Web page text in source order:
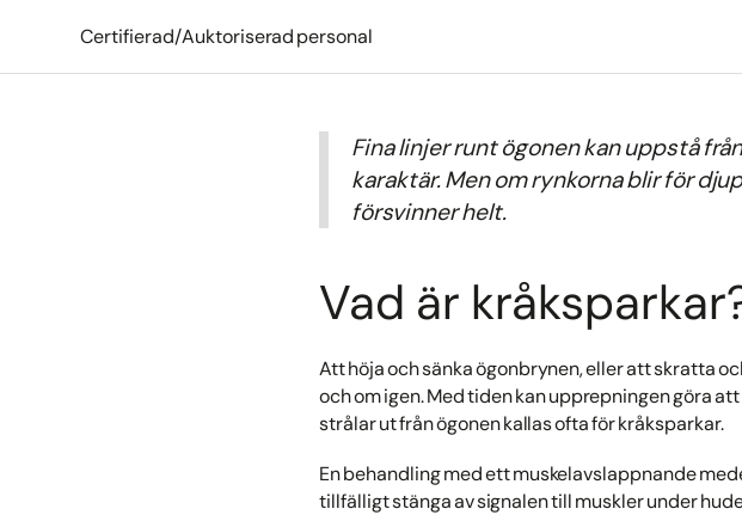
Certifierad/Auktoriserad personal
Fina linjer runt ögonen kan uppstå
karaktär. Men om rynkorna blir för
försvinner helt.
Vad är
Att höja och sänka ögonbrynen, eller att skratta
och om igen. Med tiden kan upprepningen göra
strålar ut från ögonen kallas ofta för kråksparkar.
En behandling med ett muskelavslappnande
tillfälligt stänga av signalen till muskler under